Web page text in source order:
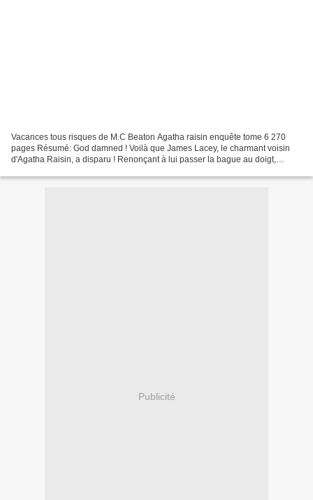
Vacances tous risques de M.C Beaton Agatha raisin enquête tome 6 270
pages Résumé: God damned ! Voilà que James Lacey, le charmant voisin
d'Agatha Raisin, a disparu ! Renonçant à lui passer la bague au doigt,
Publicité